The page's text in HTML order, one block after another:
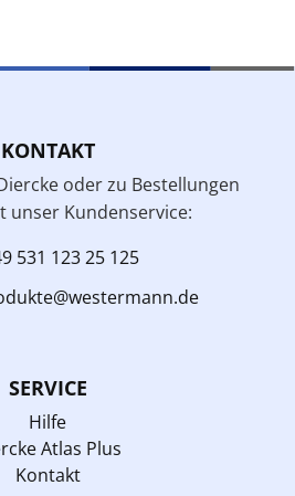
KONTAKT
oder zu Bestellungen
unser Kundenservice:
531 123 25 125
SERVICE
Hilfe
Atlas Plus
Kontakt